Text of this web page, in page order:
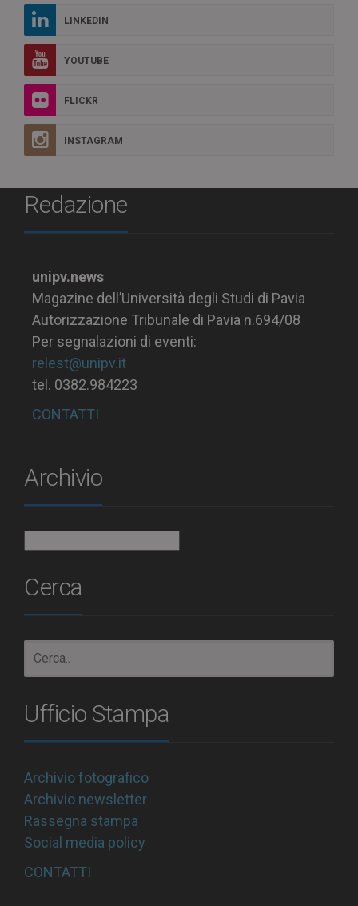
LINKEDIN
YOUTUBE
FLICKR
INSTAGRAM
Redazione
unipv.news
Magazine dell’Università degli Studi di Pavia
Autorizzazione Tribunale di Pavia n.694/08
Per segnalazioni di eventi:
relest@unipv.it
tel. 0382.984223
CONTATTI
Archivio
Cerca
Ufficio Stampa
Archivio fotografico
Archivio newsletter
Rassegna stampa
Social media policy
CONTATTI